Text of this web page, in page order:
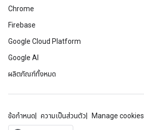
Chrome
Firebase
Google Cloud Platform
Google AI
ผลิตภัณฑ์ทั้งหมด
ข้อกำหนด ความเป็นส่วนตัว Manage cookies